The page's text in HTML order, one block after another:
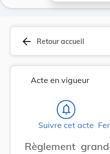
arrow_back Retour accueil
Acte en vigueur
notifications_none
Suivre cet acte
Règlement